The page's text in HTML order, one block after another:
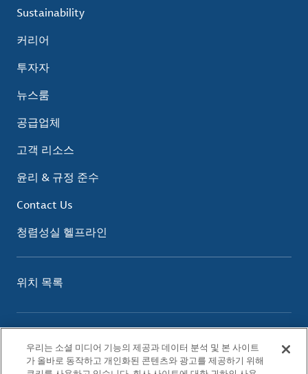
Sustainability
커리어
투자자
뉴스룸
공급업체
고객 리소스
윤리 & 규정 준수
Contact Us
청렴성실 헬프라인
위치 목록
개인정보 보호 정책
쿠키 정책
우리는 소셜 미디어 기능의 제공과 데이터 분석 및 본 사이트
가 올바로 동작하고 개인화된 콘텐츠와 광고를 제공하기 위해